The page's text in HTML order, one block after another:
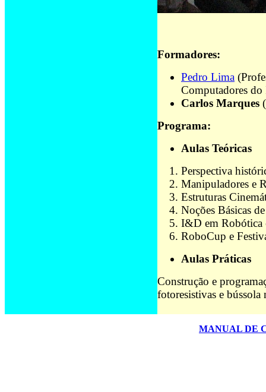
Formadores:
Pedro Lima
Computadores
Carlos Marques
Programa:
Aulas Teóricas
Perspectiva
Manipuladores e
Estruturas
Noções Básicas
I&D em Robótica
RoboCup e
Aulas Práticas
Construção e
fotoresistivas e
MANUAL DE